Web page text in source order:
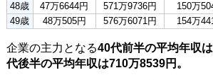
48歳
47万6644円 571万9736円 150万
49歳
48万505円 576万6071円 154万
企業の主力となる40代前半の平均年収
代後半の平均年収は710万8539円。